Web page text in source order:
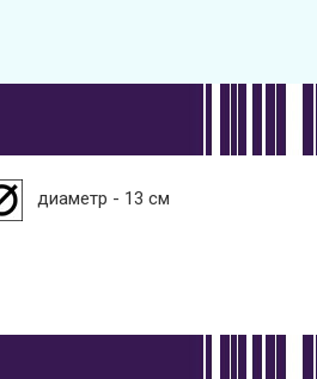
диаметр - 13 см